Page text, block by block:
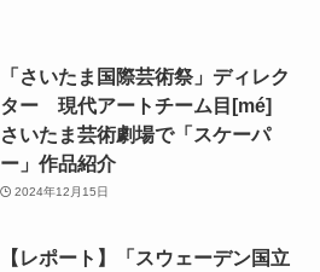
「さいたま国際芸術祭」ディレク
ター 現代アートチーム目[mé]
さいたま芸術劇場で「スケーパ
ー」作品紹介
2024年12月15日
【レポート】「スウェーデン国立